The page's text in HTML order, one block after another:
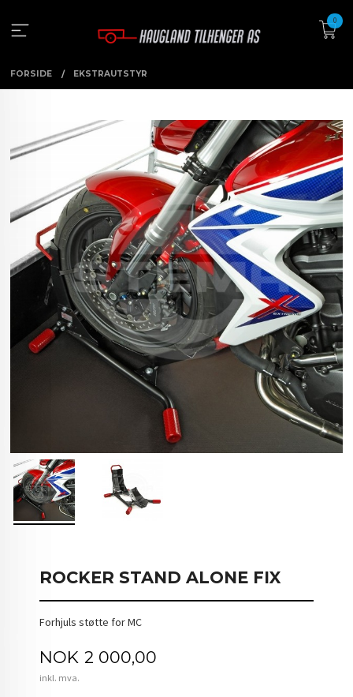
innholdet
0
FORSIDE EKSTRAUTSTYR
ROCKER STAND ALONE FIX
Forhjuls støtte for MC
Pris
NOK 2 000,00
inkl. mva.